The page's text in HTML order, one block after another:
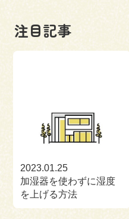
注目記事
2023.01.25
加湿器を使わずに湿度
を上げる方法